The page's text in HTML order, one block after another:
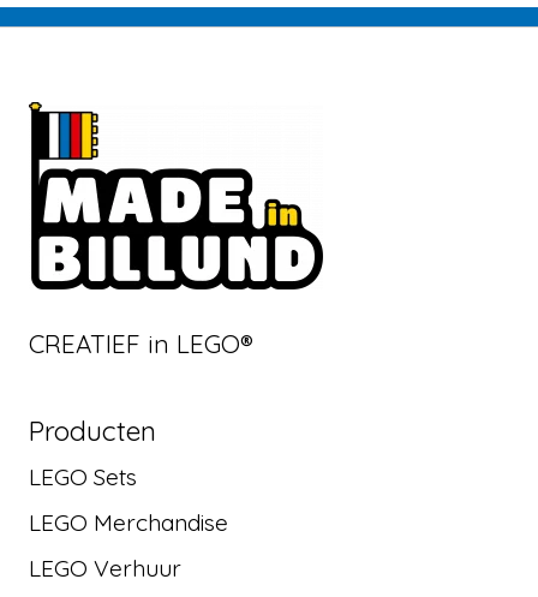
CREATIEF in LEGO®
Producten
LEGO Sets
LEGO Merchandise
LEGO Verhuur